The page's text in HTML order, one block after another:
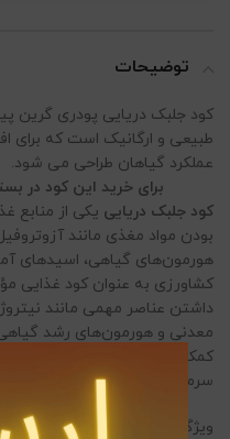
توضیحات
کود جلبک دریایی پودری گرین
طبیعی و ارگانیک است که برای
عملکرد گیاهان طراحی می شود.
برای خرید این کود در بسته
کود جلبک دریایی یکی از منابع
بودن مواد مغذی مانند
هورمون‌های گیاهی، اسیدهای
کشاورزی به عنوان کود غذایی
داشتن عناصر مهمی مانند
معدنی و هورمون‌های رشد
کمک کند، جذب مواد مغذی را
سرما و آفت‌های گیاهی افزایش
ویژگی‌ها و مزایای کود جلبک